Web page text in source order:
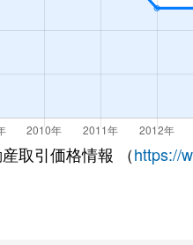
取引価格情報 （https://